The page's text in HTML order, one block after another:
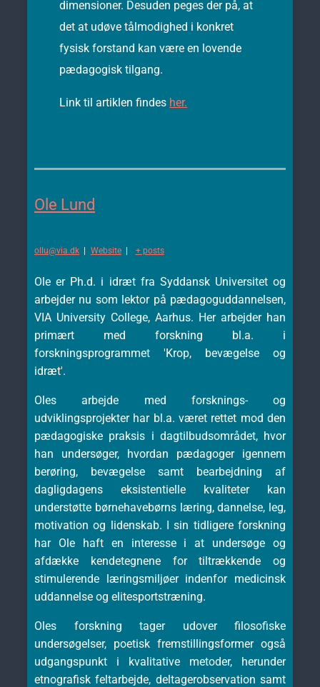
dimensioner. Desuden peges der på, at
det at udøve tålmodighed i konkret
fysisk forstand kan være en lovende
pædagogisk tilgang.
Link til artiklen findes her.
Ole Lund
ollu@via.dk | Website | + posts
Ole er Ph.d. i idræt fra Syddansk Universitet og
arbejder nu som lektor på pædagoguddannelsen,
VIA University College, Aarhus. Her arbejder han
primært med forskning bl.a. i
forskningsprogrammet 'Krop, bevægelse og
idræt'.
Oles arbejde med forsknings- og
udviklingsprojekter har bl.a. været rettet mod den
pædagogiske praksis i dagtilbudsområdet, hvor
han undersøger, hvordan pædagoger igennem
berøring, bevægelse samt bearbejdning af
dagligdagens eksistentielle kvaliteter kan
understøtte børnehavebørns læring, dannelse, leg,
motivation og lidenskab. I sin tidligere forskning
har Ole haft en interesse i at undersøge og
afdække kendetegnene for tiltrækkende og
stimulerende læringsmiljøer indenfor medicinsk
uddannelse og elitesportstræning.
Oles forskning tager udover filosofiske
undersøgelser, poetisk fremstillingsformer også
udgangspunkt i kvalitative metoder, herunder
etnografisk feltarbejde, deltagerobservation samt